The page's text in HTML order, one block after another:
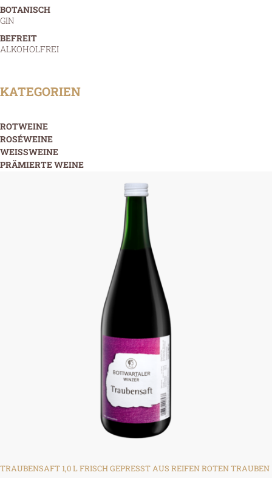
BOTANISCH
GIN
BEFREIT
ALKOHOLFREI
KATEGORIEN
ROTWEINE
ROSÉWEINE
WEISSWEINE
PRÄMIERTE WEINE
TRAUBENSAFT 1,0 L FRISCH GEPRESST AUS REIFEN ROTEN TRAUBEN